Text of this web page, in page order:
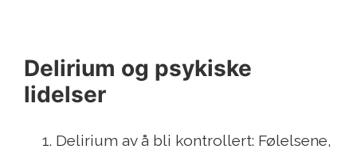
Delirium og psykiske
lidelser
Delirium av å bli kontrollert: Følelsene,